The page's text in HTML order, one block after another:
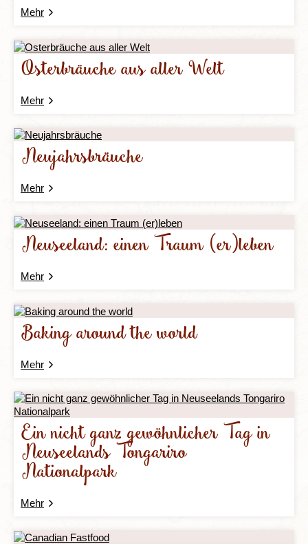
Mehr
Osterbräuche aus aller Welt
Mehr
Neujahrsbräuche
Mehr
Neuseeland: einen Traum (er)leben
Mehr
Baking around the world
Mehr
Ein nicht ganz gewöhnlicher Tag in
Neuseelands Tongariro
Nationalpark
Mehr